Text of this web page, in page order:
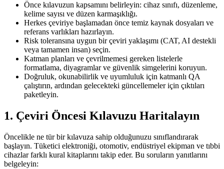
Önce kılavuzun kapsamını belirleyin: cihaz sınıfı, düzenleme,
kelime sayısı ve düzen karmaşıklığı.
Herkes çeviriye başlamadan önce temiz kaynak dosyaları ve
referans varlıkları hazırlayın.
Risk toleransına uygun bir çeviri yaklaşımı (CAT, AI destekli
veya tamamen insan) seçin.
Katman planları ve çevrilmemesi gereken listelerle
formatlama, diyagramlar ve güvenlik simgelerini koruyun.
Doğruluk, okunabilirlik ve uyumluluk için katmanlı QA
çalıştırın, ardından gelecekteki güncellemeler için çıktıları
paketleyin.
1. Çeviri Öncesi Kılavuzu Haritalayın
Öncelikle ne tür bir kılavuza sahip olduğunuzu sınıflandırarak
başlayın. Tüketici elektroniği, otomotiv, endüstriyel ekipman ve tıbbi
cihazlar farklı kural kitaplarını takip eder. Bu soruların yanıtlarını
belgeleyin: